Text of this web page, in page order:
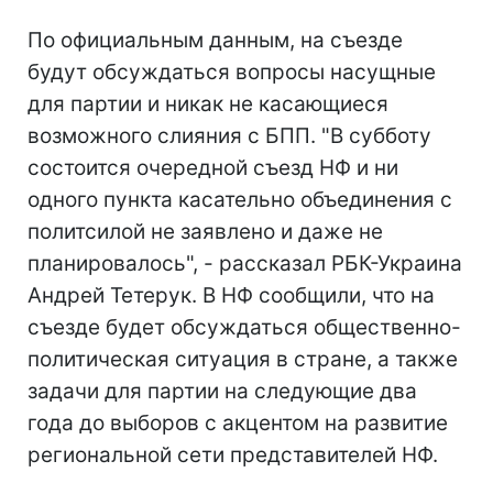
По официальным данным, на съезде
будут обсуждаться вопросы насущные
для партии и никак не касающиеся
возможного слияния с БПП. "В субботу
состоится очередной съезд НФ и ни
одного пункта касательно объединения с
политсилой не заявлено и даже не
планировалось", - рассказал РБК-Украина
Андрей Тетерук. В НФ сообщили, что на
съезде будет обсуждаться общественно-
политическая ситуация в стране, а также
задачи для партии на следующие два
года до выборов с акцентом на развитие
региональной сети представителей НФ.